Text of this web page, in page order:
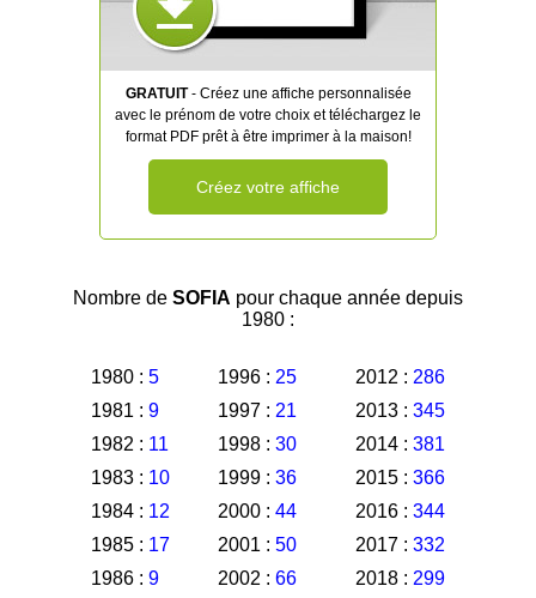
GRATUIT- Créez une affiche personnalisée
avec le prénom de votre choix et téléchargez le
format PDF prêt à être imprimer à la maison!
Créez votre affiche
Nombre de SOFIA pour chaque année depuis
1980 :
1980 : 5
1981 : 9
1982 : 11
1983 : 10
1984 : 12
1985 : 17
1986 : 9
1996 : 25
1997 : 21
1998 : 30
1999 : 36
2000 : 44
2001 : 50
2002 : 66
2012 : 286
2013 : 345
2014 : 381
2015 : 366
2016 : 344
2017 : 332
2018 : 299